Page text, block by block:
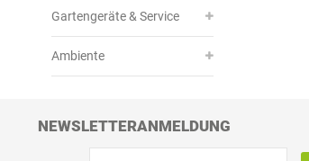
Gartengeräte & Service
Ambiente
NEWSLETTERANMELDUNG